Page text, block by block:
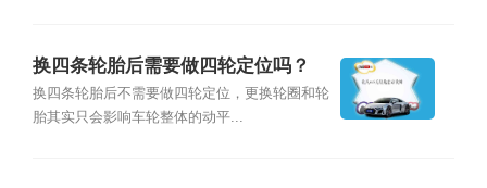
换四条轮胎后需要做四轮定位吗？
换四条轮胎后不需要做四轮定位，更换轮圈和轮
胎其实只会影响车轮整体的动平...